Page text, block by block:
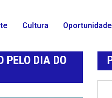
Cultura
PELO DIA DO